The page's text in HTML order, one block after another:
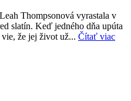
Thompsonová vyrastala v
slatín. Keď jedného dňa upúta
že jej život už... Čítať viac